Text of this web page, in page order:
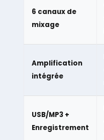
6 canaux de
mixage
Amplification
intégrée
USB/MP3 +
Enregistrement